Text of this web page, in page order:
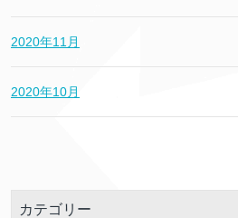
2020年11月
2020年10月
カテゴリー